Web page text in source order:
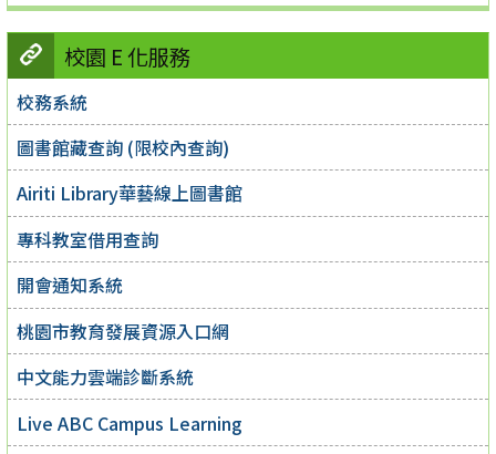
校園 E 化服務
校務系統
圖書館藏查詢 (限校內查詢)
Airiti Library華藝線上圖書館
專科教室借用查詢
開會通知系統
桃園市教育發展資源入口網
中文能力雲端診斷系統
Live ABC Campus Learning